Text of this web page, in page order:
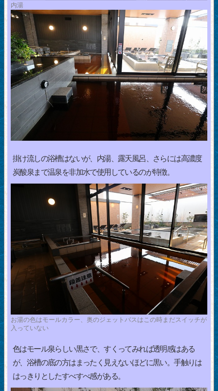
内湯
掛け流しの浴槽はないが、内湯、露天風呂、さらには高濃度
炭酸泉まで温泉を非加水で使用しているのが特徴。
お湯の色はモールカラー、奥のジェットバスはこの時まだスイッチが
入っていない
色はモール泉らしい黒さで、すくってみれば透明感はある
が、浴槽の底の方はまったく見えないほどに黒い。手触りは
はっきりとしたすべすべ感がある。